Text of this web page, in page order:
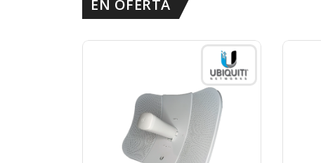
EN OFERTA